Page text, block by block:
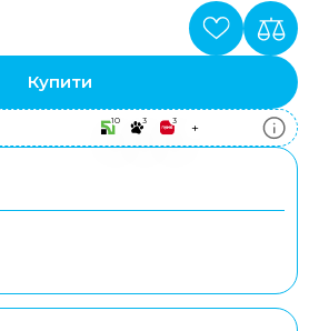
Купити
10 3 3 +